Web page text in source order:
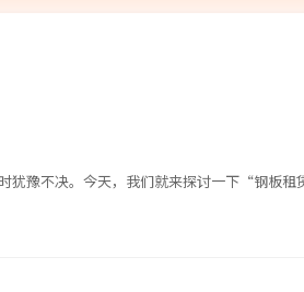
犹豫不决。今天，我们就来探讨一下“钢板